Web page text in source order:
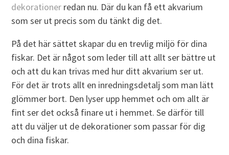
dekorationer redan nu. Där du kan få ett akvarium
som ser ut precis som du tänkt dig det.
På det här sättet skapar du en trevlig miljö för dina
fiskar. Det är något som leder till att allt ser bättre ut
och att du kan trivas med hur ditt akvarium ser ut.
För det är trots allt en inredningsdetalj som man lätt
glömmer bort. Den lyser upp hemmet och om allt är
fint ser det också finare ut i hemmet. Se därför till
att du väljer ut de dekorationer som passar för dig
och dina fiskar.